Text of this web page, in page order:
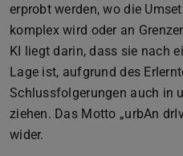
erprobt werden, wo die
komplex wird oder an
KI liegt darin, dass sie nach
Lage ist, aufgrund des
Schlussfolgerungen auch in
ziehen. Das Motto „urbAn
wider.